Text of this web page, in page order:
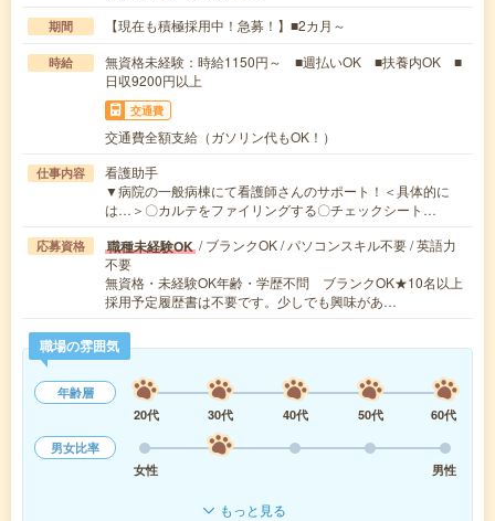
期間 【現在も積極採用中！急募！】■2カ月～
時給
無資格未経験：時給1150円～ ■週払いOK ■扶養内OK ■
日収9200円以上
交通費
交通費全額支給（ガソリン代もOK！）
仕事内容
看護助手
▼病院の一般病棟にて看護師さんのサポート！＜具体的に
は…＞〇カルテをファイリングする〇チェックシート…
応募資格 職種未経験OK / ブランクOK / パソコンスキル不要 / 英語力
不要
無資格・未経験OK年齢・学歴不問 ブランクOK★10名以上
採用予定履歴書は不要です。少しでも興味があ…
職場の雰囲気
年齢層
20代
30代 40代 50代
60代
男女比率
女性
男性
もっと見る